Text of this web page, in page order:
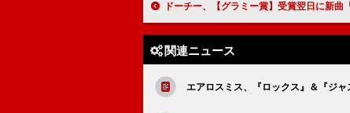
ドーチー、【グラミー賞】受賞翌日に新曲「Nosebleeds
関連ニュース
エアロスミス、『ロックス』＆『ジ